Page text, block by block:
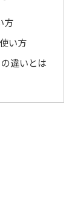
方
い方
違いとは